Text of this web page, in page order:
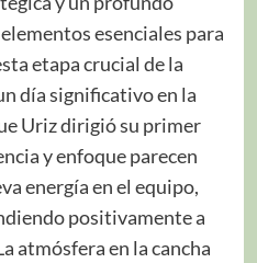
esenciales para
etapa crucial de la
día significativo en la
Uriz dirigió su primer
y enfoque parecen
energía en el equipo,
positivamente a
atmósfera en la cancha